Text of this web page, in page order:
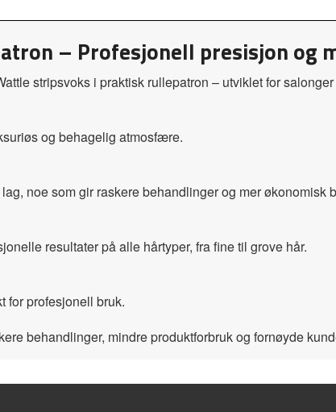
– Profesjonell presisjon og
stripsvoks i praktisk rullepatron – utviklet for
og behagelig atmosfære.
noe som gir raskere behandlinger og mer økonomisk
resultater på alle hårtyper, fra fine til grove hår.
for profesjonell bruk.
behandlinger, mindre produktforbruk og fornøyde